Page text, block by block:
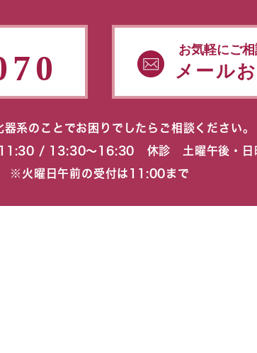
お気軽にご
メール
器系のことでお困りでしたらご相談ください。
/ 13:30〜16:30 休診 土曜午後・日
※火曜日午前の受付は11:00まで